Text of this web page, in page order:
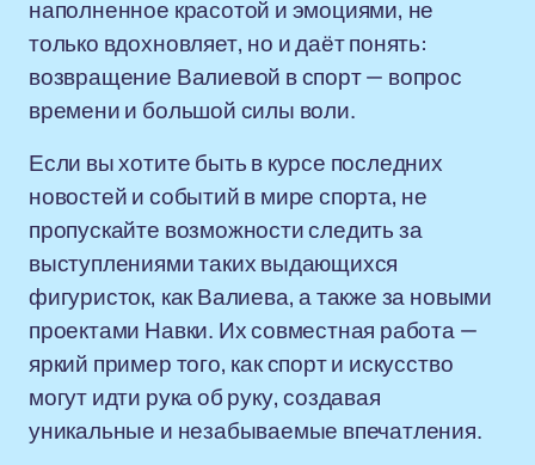
наполненное красотой и эмоциями, не
только вдохновляет, но и даёт понять:
возвращение Валиевой в спорт — вопрос
времени и большой силы воли.
Если вы хотите быть в курсе последних
новостей и событий в мире спорта, не
пропускайте возможности следить за
выступлениями таких выдающихся
фигуристок, как Валиева, а также за новыми
проектами Навки. Их совместная работа —
яркий пример того, как спорт и искусство
могут идти рука об руку, создавая
уникальные и незабываемые впечатления.